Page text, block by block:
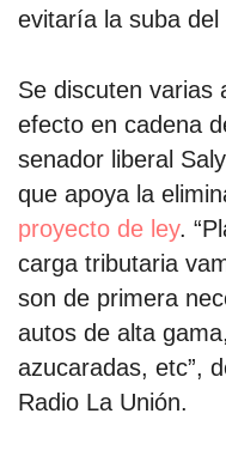
evitaría la suba
Se discuten varias
efecto en cadena
senador liberal
que apoya la
proyecto de ley.
carga tributaria
son de primera
autos de alta
azucaradas, etc”,
Radio La Unión.